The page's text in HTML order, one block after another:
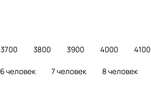
3700 3800 3900 4000 4100
6 человек 7 человек 8 человек